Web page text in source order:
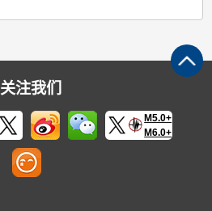
关注我们
M5.0+
M6.0+